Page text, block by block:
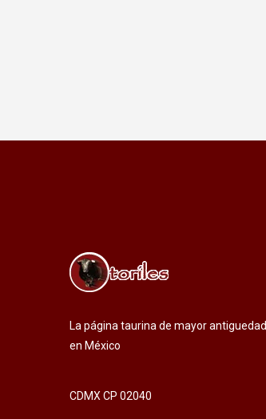
La página taurina de mayor antiguedad
en México
CDMX CP 02040